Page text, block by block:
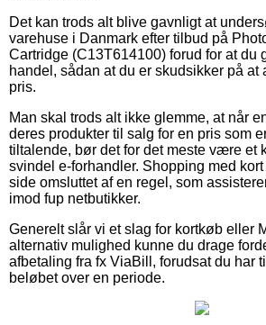
Det kan trods alt blive gavnligt at
varehuse i Danmark efter tilbud på
Cartridge (C13T614100) forud for at du
handel, sådan at du er skudsikker på at
pris.
Man skal trods alt ikke glemme, at når
deres produkter til salg for en pris som
tiltalende, bør det for det meste være et
svindel e-forhandler. Shopping med
side omsluttet af en regel, som
imod fup netbutikker.
Generelt slår vi et slag for kortkøb eller
alternativ mulighed kunne du drage
afbetaling fra fx ViaBill, forudsat du har
beløbet over en periode.